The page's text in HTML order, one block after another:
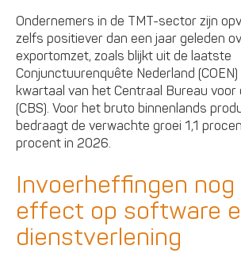
Ondernemers in de TMT-sector zijn
zelfs positiever dan een jaar geleden
exportomzet, zoals blijkt uit de laatste
Conjunctuurenquête Nederland
kwartaal van het Centraal Bureau
(CBS). Voor het bruto binnenlands
bedraagt de verwachte groei 1,1
procent in 2026.
Invoerheffingen nog
effect op software
dienstverlening